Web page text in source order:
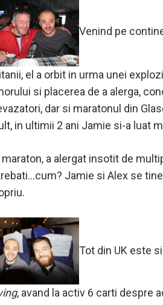
Venind pe
el a orbit in urma unei
si placerea de a alerga,
dar si maratonul din
in ultimii 2 ani Jamie si-a luat
maraton, a alergat insotit de
Jamie si Alex se
Tot din UK este si
, avand la activ 6 carti despre